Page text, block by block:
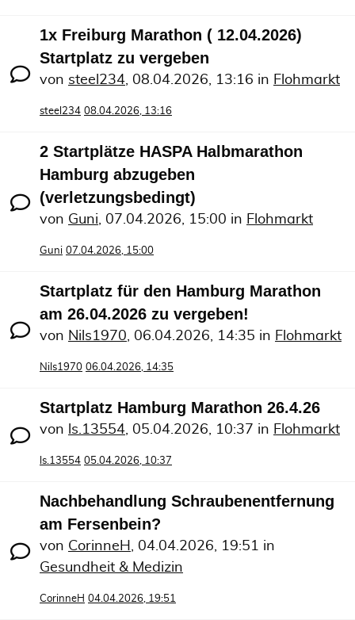
1x Freiburg Marathon ( 12.04.2026)
Startplatz zu vergeben
von steel234, 08.04.2026, 13:16 in Flohmarkt
steel234 08.04.2026, 13:16
2 Startplätze HASPA Halbmarathon
Hamburg abzugeben
(verletzungsbedingt)
von Guni, 07.04.2026, 15:00 in Flohmarkt
Guni 07.04.2026, 15:00
Startplatz für den Hamburg Marathon
am 26.04.2026 zu vergeben!
von Nils1970, 06.04.2026, 14:35 in Flohmarkt
Nils1970 06.04.2026, 14:35
Startplatz Hamburg Marathon 26.4.26
von ls.13554, 05.04.2026, 10:37 in Flohmarkt
ls.13554 05.04.2026, 10:37
Nachbehandlung Schraubenentfernung
am Fersenbein?
von CorinneH , 04.04.2026, 19:51 in
Gesundheit & Medizin
CorinneH 04.04.2026, 19:51